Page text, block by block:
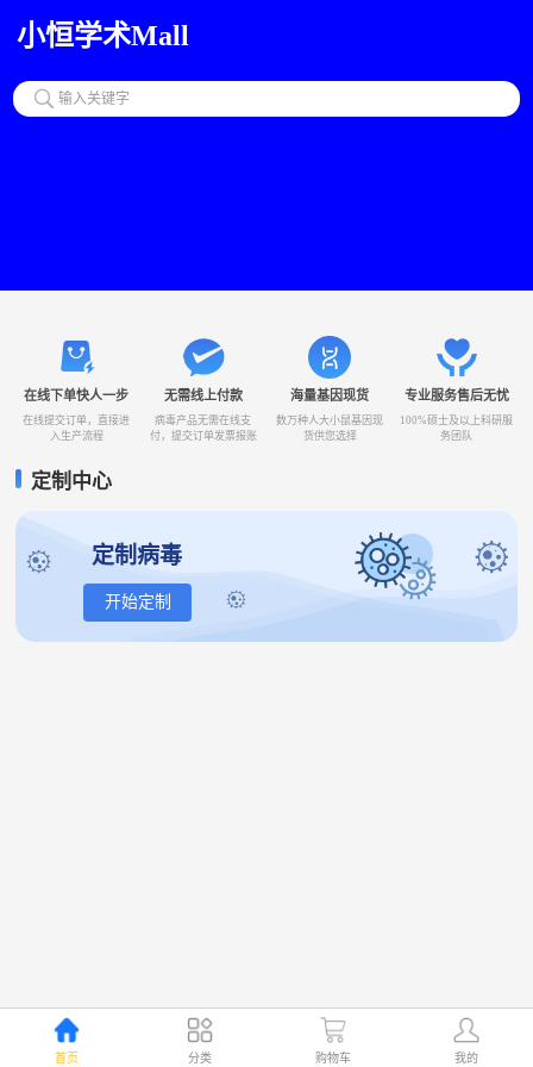
小恒学术Mall
输入关键字
在线下单快人一步
在线提交订单，直接进
入生产流程
无需线上付款
病毒产品无需在线支
付，提交订单发票报账
海量基因现货
数万种人大小鼠基因现
货供您选择
专业服务售后无忧
100%硕士及以上科研服
务团队
定制中心
定制病毒
开始定制
首页 分类 购物车 我的